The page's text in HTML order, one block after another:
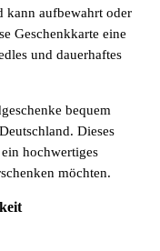
kann aufbewahrt oder
Geschenkkarte eine
und dauerhaftes
bequem
Dieses
hochwertiges
möchten.